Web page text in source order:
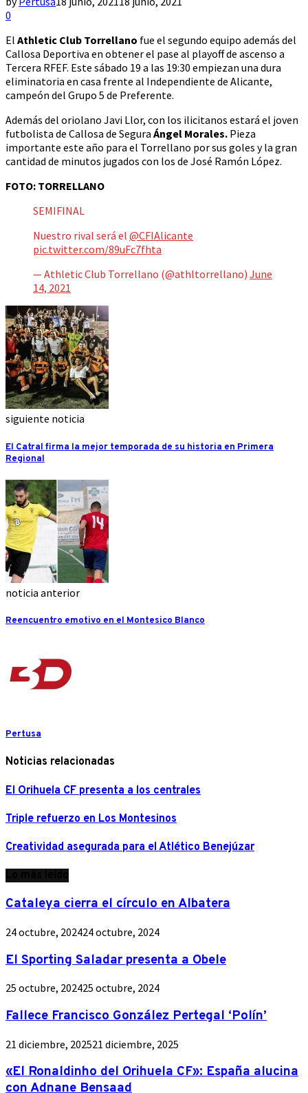
0
El Athletic Club Torrellano fue el segundo equipo además del
Callosa Deportiva en obtener el pase al playoff de ascenso a
Tercera RFEF. Este sábado 19 a las 19:30 empiezan una dura
eliminatoria en casa frente al Independiente de Alicante,
campeón del Grupo 5 de Preferente.
Además del oriolano Javi Llor, con los ilicitanos estará el joven
futbolista de Callosa de Segura Ángel Morales. Pieza
importante este año para el Torrellano por sus goles y la gran
cantidad de minutos jugados con los de José Ramón López.
FOTO: TORRELLANO
SEMIFINAL
Nuestro rival será el @CFIAlicante
pic.twitter.com/89uFc7fhta
— Athletic Club Torrellano (@athltorrellano) June
14, 2021
siguiente noticia
El Catral firma la mejor temporada de su historia en Primera
Regional
noticia anterior
Reencuentro emotivo en el Montesico Blanco
Pertusa
Noticias relacionadas
El Orihuela CF presenta a los centrales
Triple refuerzo en Los Montesinos
Creatividad asegurada para el Atlético Benejúzar
Cataleya cierra el círculo en Albatera
24 octubre, 202424 octubre, 2024
El Sporting Saladar presenta a Obele
25 octubre, 202425 octubre, 2024
Fallece Francisco González Pertegal ‘Polín’
21 diciembre, 202521 diciembre, 2025
«El Ronaldinho del Orihuela CF»: España alucina
con Adnane Bensaad